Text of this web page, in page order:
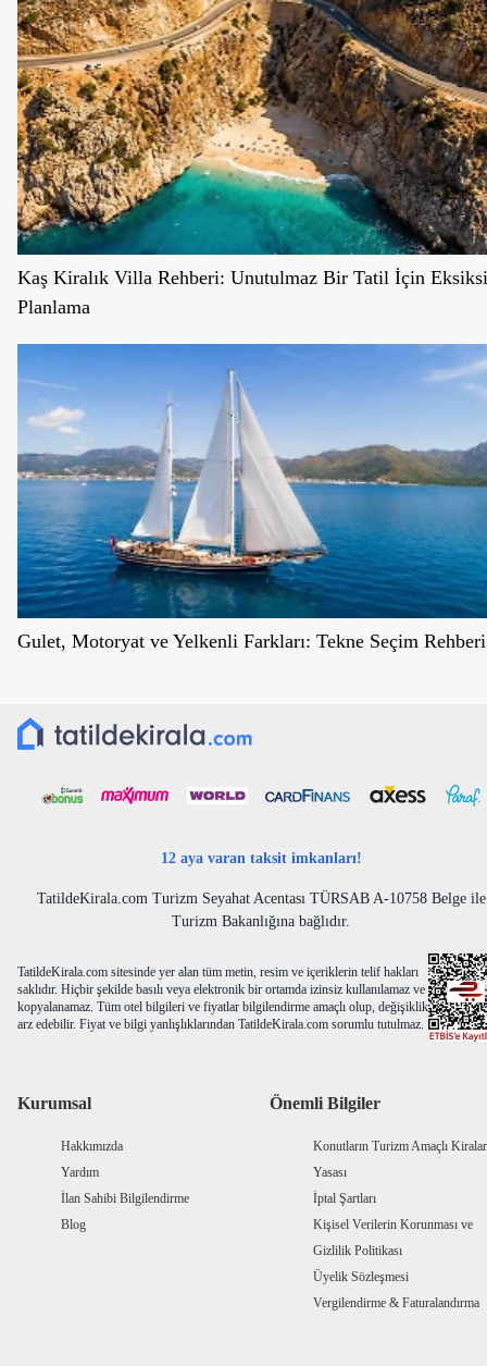
Kaş Kiralık Villa Rehberi: Unutulmaz Bir Tatil İçin
Planlama
Gulet, Motoryat ve Yelkenli Farkları: Tekne Seçim Rehberi
Kurumsal
Hakkımızda
Yardım
İlan Sahibi Bilgilendirme
Blog
Önemli Bilgiler
Konutların Turizm Amaçlı
Yasası
İptal Şartları
Kişisel Verilerin Korunması ve
Gizlilik Politikası
Üyelik Sözleşmesi
Vergilendirme & Faturalandırma
12 aya varan taksit imkanları!
TatildeKirala.com Turizm Seyahat Acentası TÜRSAB A-10758 Belge ile
Turizm Bakanlığına bağlıdır.
TatildeKirala.com sitesinde yer alan tüm metin, resim ve içeriklerin telif hakları
saklıdır. Hiçbir şekilde basılı veya elektronik bir ortamda izinsiz kullanılamaz ve
kopyalanamaz. Tüm otel bilgileri ve fiyatlar bilgilendirme amaçlı olup, değişiklik
arz edebilir. Fiyat ve bilgi yanlışlıklarından TatildeKirala.com sorumlu tutulmaz.